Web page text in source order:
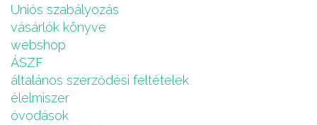
Uniós szabályozás
vásárlók könyve
webshop
ÁSZF
általános szerződési feltételek
élelmiszer
óvodások